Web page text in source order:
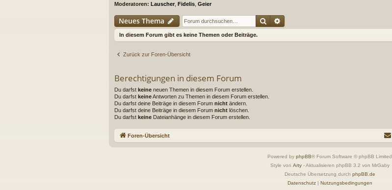
Moderatoren: Lauscher Fidelis Geier
Neues Thema Suche
In diesem Forum gibt es keine Themen oder Beiträge.
Zurück zur Foren-Übersicht
Berechtigungen in diesem Forum
Du darfst keine neuen Themen in diesem Forum erstellen.
Du darfst keineAntworten zu Themen in diesem Forum erstellen.
Du darfst deine Beiträge in diesem Forum nicht ändern.
Du darfst deine Beiträge in diesem Forum nicht löschen.
Du darfst keine Dateianhänge in diesem Forum erstellen.
Foren-Übersicht
Powered by phpBB® Forum Software © phpBB Limited
Style von Arty- Aktualisieren phpBB 3.2 von MrGaby
Deutsche Übersetzung durch phpBB.de
Datenschutz| Nutzungsbedingungen